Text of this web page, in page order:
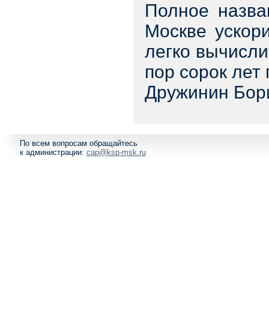
Полное
Москве
легко
пор сорок
Дружинин
По всем вопросам обращайтесь
к администрации: cap@ksp-msk.ru